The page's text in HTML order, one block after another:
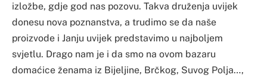
izložbe, gdje god nas pozovu. Takva druženja uvijek
donesu nova poznanstva, a trudimo se da naše
proizvode i Janju uvijek predstavimo u najboljem
svjetlu. Drago nam je i da smo na ovom bazaru
domaćice ženama iz Bijeljine, Brčkog, Suvog Polja…,